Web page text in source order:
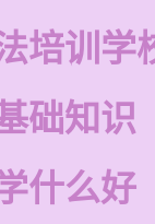
培训学
础知识
什么好